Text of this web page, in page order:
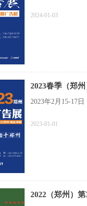
2024-01-03
2023春季（郑
2023年2月15-17
2023-01-01
2022（郑州）